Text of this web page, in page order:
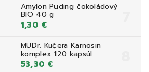
Amylon Puding čokoládový
BIO 40 g
1,30 €
MUDr. Kučera Karnosin
komplex 120 kapsúl
53,30 €